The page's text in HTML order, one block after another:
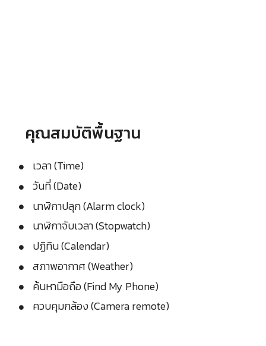
คุณสมบัติพื้นฐาน
เวลา (Time)
วันที่ (Date)
นาฬิกาปลุก (Alarm clock)
นาฬิกาจับเวลา (Stopwatch)
ปฏิทิน (Calendar)
สภาพอากาศ (Weather)
ค้นหามือถือ (Find My Phone)
ควบคุมกล้อง (Camera remote)